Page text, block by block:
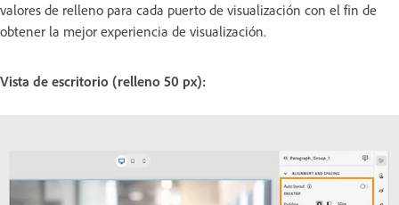
valores de relleno para cada puerto de visualización con el fin de
obtener la mejor experiencia de visualización.
Vista de escritorio (relleno 50 px):